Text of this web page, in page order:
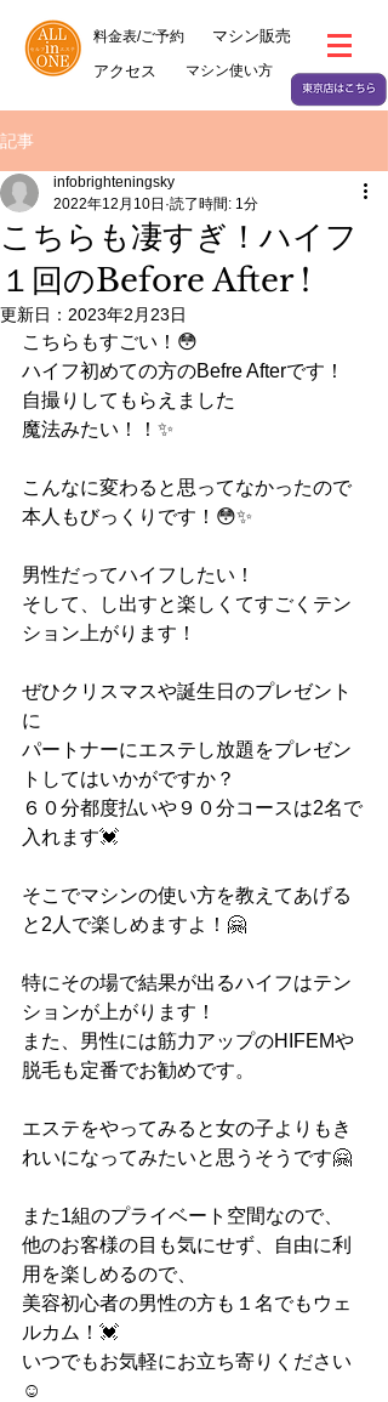
料金表/ご予約
マシン販売
アクセス
マシン使い方
記事
こちらも凄すぎ！ハイフ
１回のBefore After !
infobrighteningsky
2022年12月10日 読了時間: 1分
更新日： 2023年2月23日
こちらもすごい！😳
ハイフ初めての方のBefre Afterです！
自撮りしてもらえました
魔法みたい！！✨
こんなに変わると思ってなかったので
本人もびっくりです！😳✨
男性だってハイフしたい！
そして、し出すと楽しくてすごくテン
ション上がります！
ぜひクリスマスや誕生日のプレゼント
に
パートナーにエステし放題をプレゼン
トしてはいかがですか？
６０分都度払いや９０分コースは2名で
入れます💓
そこでマシンの使い方を教えてあげる
と2人で楽しめますよ！🤗
特にその場で結果が出るハイフはテン
ションが上がります！
また、男性には筋力アップのHIFEMや
脱毛も定番でお勧めです。
エステをやってみると女の子よりもき
れいになってみたいと思うそうです🤗
また1組のプライベート空間なので、
他のお客様の目も気にせず、自由に利
用を楽しめるので、
美容初心者の男性の方も１名でもウェ
ルカム！💓
いつでもお気軽にお立ち寄りください
☺️